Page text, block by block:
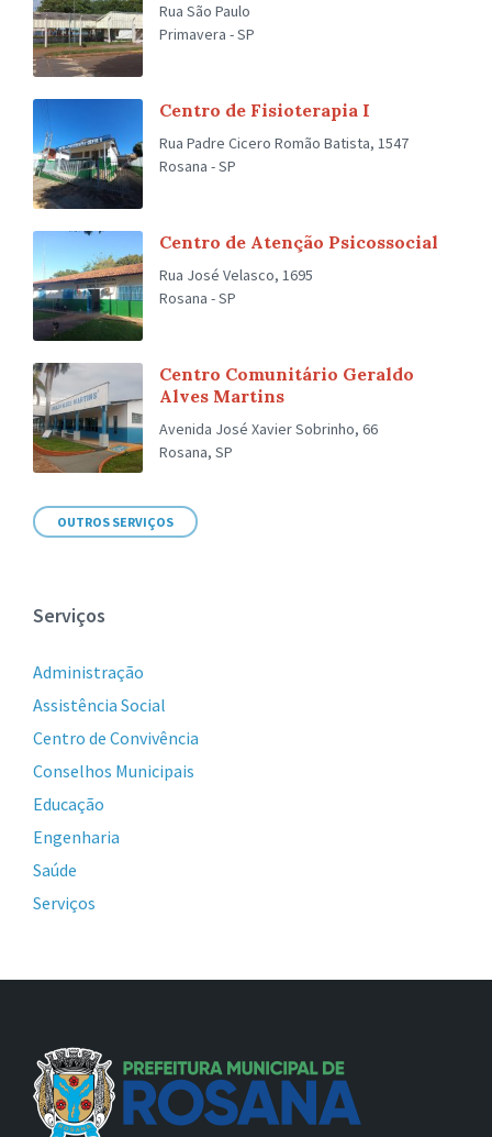
Rua São Paulo
Primavera - SP
Centro de Fisioterapia I
Rua Padre Cicero Romão Batista, 1547
Rosana - SP
Centro de Atenção Psicossocial
Rua José Velasco, 1695
Rosana - SP
Centro Comunitário Geraldo
Alves Martins
Avenida José Xavier Sobrinho, 66
Rosana, SP
OUTROS SERVIÇOS
Serviços
Administração
Assistência Social
Centro de Convivência
Conselhos Municipais
Educação
Engenharia
Saúde
Serviços